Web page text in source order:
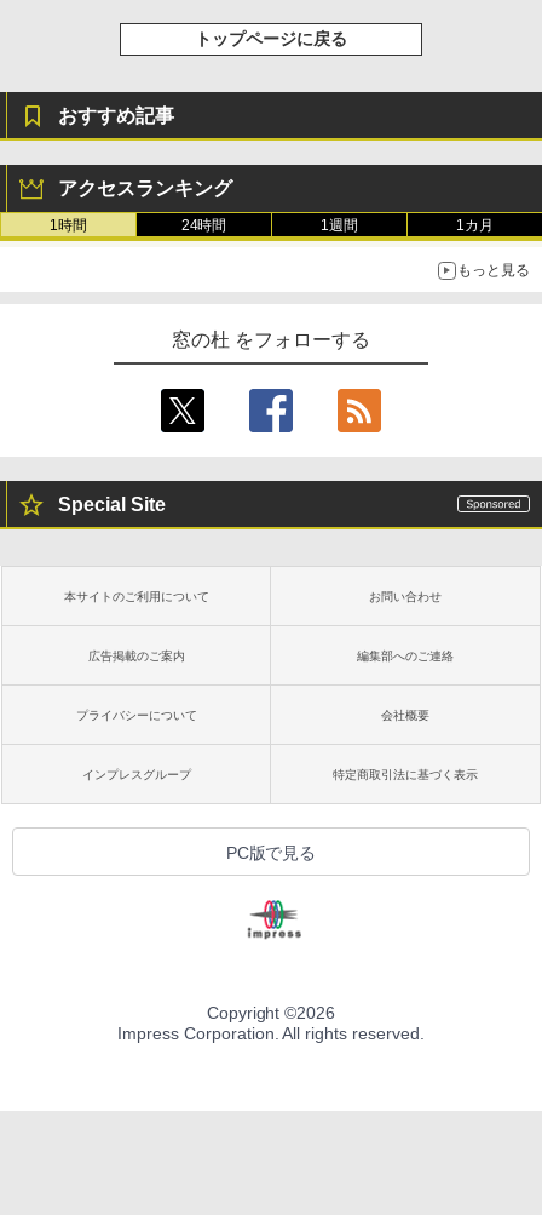
トップページに戻る
おすすめ記事
アクセスランキング
1時間 24時間 1週間 1カ月
もっと見る
窓の杜 をフォローする
Special Site
本サイトのご利用について お問い合わせ
広告掲載のご案内 編集部へのご連絡
プライバシーについて 会社概要
インプレスグループ 特定商取引法に基づく表示
PC版で見る
Copyright ©2026
Impress Corporation. All rights reserved.